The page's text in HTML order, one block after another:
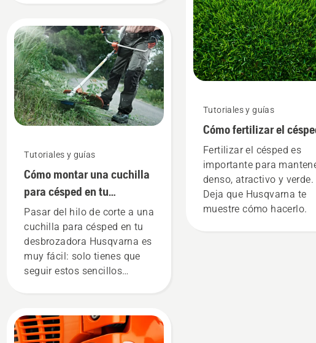
totalmente nuevo", afirma
Johan Svennung,
responsable de productos
portátiles eléctricos y a
batería de Husqvarna.
Tutoriales y guías
Cómo montar una cuchilla
para césped en tu
desbrozadora
Pasar del hilo de corte a una
cuchilla para césped en tu
desbrozadora Husqvarna es
muy fácil: solo tienes que
seguir estos sencillos
asegúrate de hacerlo en un
lugar donde sea fácil
Tutoriales y guías
Cómo fertilizar el
Fertilizar el césped es
importante para
denso, atractivo y verde.
Deja que Husqvarna te
muestre cómo hacerlo.